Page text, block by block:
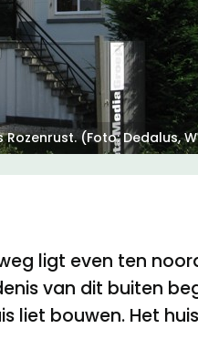
(Foto: Dedalus,
ligt even ten
van dit buiten
liet bouwen. Het